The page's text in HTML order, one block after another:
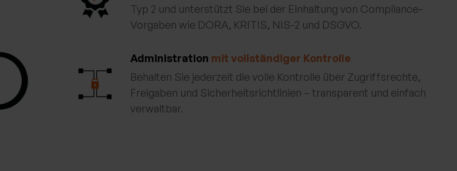
Typ 2 und unterstützt Sie bei der Einhaltung von Compliance-
Vorgaben wie DORA, KRITIS, NIS-2 und DSGVO.
Administration mit vollständiger Kontrolle
Behalten Sie jederzeit die volle Kontrolle über Zugriffsrechte,
Freigaben und Sicherheitsrichtlinien – transparent und einfach
verwaltbar.